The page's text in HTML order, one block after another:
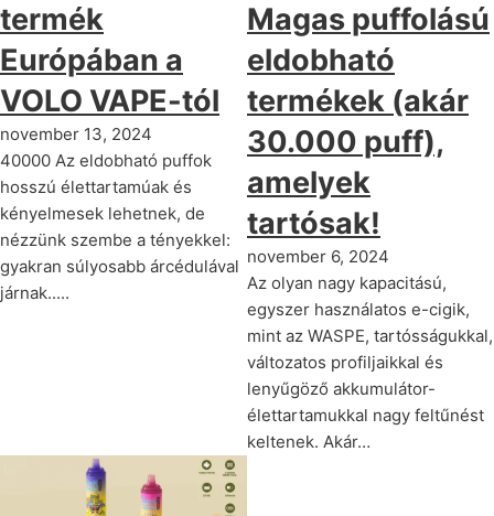
termék
Európában a
VOLO VAPE-tól
november 13, 2024
40000 Az eldobható puffok
hosszú élettartamúak és
kényelmesek lehetnek, de
nézzünk szembe a tényekkel:
gyakran súlyosabb árcédulával
járnak.....
Magas puffolású
eldobható
termékek (akár
30.000 puff),
amelyek
tartósak!
november 6, 2024
Az olyan nagy kapacitású,
egyszer használatos e-cigik,
mint az WASPE, tartósságukkal,
változatos profiljaikkal és
lenyűgöző akkumulátor-
élettartamukkal nagy feltűnést
keltenek. Akár…